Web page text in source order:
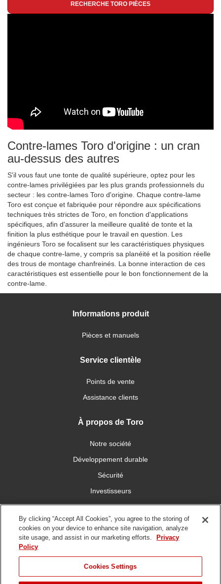
RECHERCHE TORO PIÈCES
Contre-lames Toro d'origine : un cran
au-dessus des autres
S'il vous faut une tonte de qualité supérieure, optez pour les
contre-lames privilégiées par les plus grands professionnels du
secteur : les contre-lames Toro d'origine. Chaque contre-lame
Toro est conçue et fabriquée pour répondre aux spécifications
techniques très strictes de Toro, en fonction d'applications
spécifiques, afin d'assurer la meilleure qualité de tonte et la
finition la plus esthétique pour le travail en question. Les
ingénieurs Toro se focalisent sur les caractéristiques physiques
de chaque contre-lame, y compris sa planéité et la position réelle
des trous de montage chanfreinés. La bonne interaction de ces
caractéristiques est essentielle pour le bon fonctionnement de la
contre-lame.
Informations produit
Pièces et manuels
Service clientèle
Points de vente
Assistance clients
À propos de Toro
Notre société
Développement durable
Sécurité
Investisseurs
Carrières
Connectez-vous avec nous
By clicking “Accept All Cookies”, you agree to the storing of
cookies on your device to enhance site navigation, analyze
site usage, and assist in our marketing efforts.
Privacy
Policy
Cookies Settings